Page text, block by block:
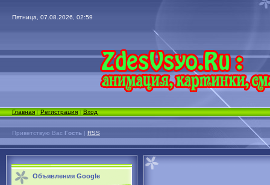
Пятница, 07.08.2026, 02:59
Главная|Регистрация|Вход
Приветствую Вас Гость | RSS
Объявления Google